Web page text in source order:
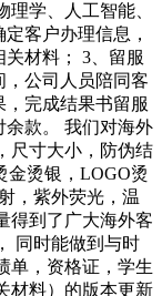
学、人工智能、
客户办理信息，
材料； 3、留服
，公司人员陪同客
，完成结果书留服
余款。 我们对海外
尺寸大小，防伪结
金烫银，LOGO烫
，紫外荧光，温
得到了广大海外客
同时能做到与时
单，资格证，学生
材料）的版本更新